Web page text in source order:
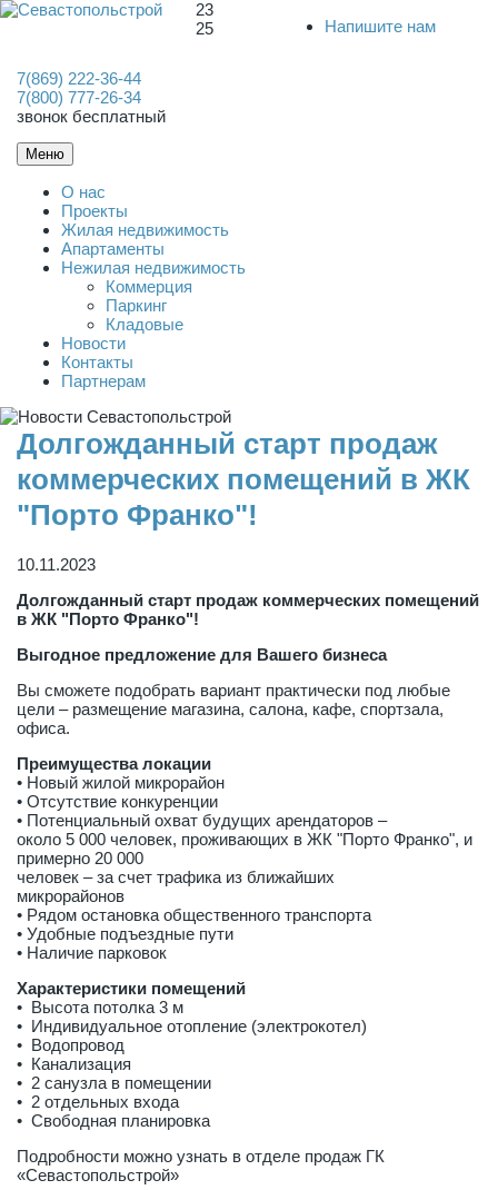
23
25
Напишите нам
7(869) 222-36-44
7(800) 777-26-34
звонок бесплатный
Меню
О нас
Проекты
Жилая недвижимость
Апартаменты
Нежилая недвижимость
Коммерция
Паркинг
Кладовые
Новости
Контакты
Партнерам
Долгожданный старт продаж
коммерческих помещений в ЖК
"Порто Франко"!
10.11.2023
Долгожданный старт продаж коммерческих помещений
в ЖК "Порто Франко"!
Выгодное предложение для Вашего бизнеса
Вы сможете подобрать вариант практически под любые
цели – размещение магазина, салона, кафе, спортзала,
офиса.
Преимущества локации
• Новый жилой микрорайон
• Отсутствие конкуренции
• Потенциальный охват будущих арендаторов –
около 5 000 человек, проживающих в ЖК "Порто Франко", и
примерно 20 000
человек – за счет трафика из ближайших
микрорайонов
• Рядом остановка общественного транспорта
• Удобные подъездные пути
• Наличие парковок
Характеристики помещений
• Высота потолка 3 м
• Индивидуальное отопление (электрокотел)
• Водопровод
• Канализация
• 2 санузла в помещении
• 2 отдельных входа
• Свободная планировка
Подробности можно узнать в отделе продаж ГК
«Севастопольстрой»